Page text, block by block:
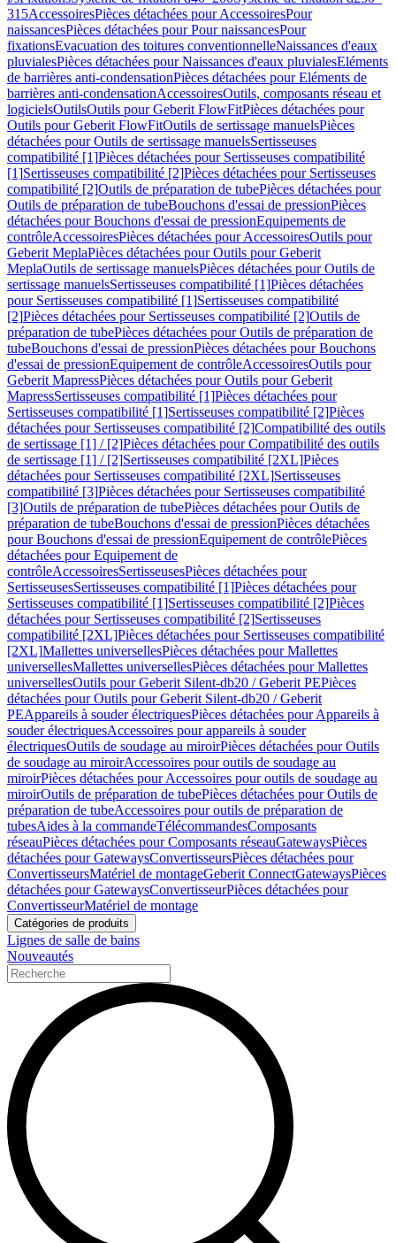
315AccessoiresPièces détachées pour AccessoiresPour
naissancesPièces détachées pour Pour naissancesPour
fixationsEvacuation des toitures conventionnelleNaissances d'eaux
pluvialesPièces détachées pour Naissances d'eaux pluvialesEléments
de barrières anti-condensationPièces détachées pour Eléments de
barrières anti-condensationAccessoiresOutils, composants réseau et
logicielsOutilsOutils pour Geberit FlowFitPièces détachées pour
Outils pour Geberit FlowFitOutils de sertissage manuelsPièces
détachées pour Outils de sertissage manuelsSertisseuses
compatibilité [1]Pièces détachées pour Sertisseuses compatibilité
[1]Sertisseuses compatibilité [2]Pièces détachées pour Sertisseuses
compatibilité [2]Outils de préparation de tubePièces détachées pour
Outils de préparation de tubeBouchons d'essai de pressionPièces
détachées pour Bouchons d'essai de pressionEquipements de
contrôleAccessoiresPièces détachées pour AccessoiresOutils pour
Geberit MeplaPièces détachées pour Outils pour Geberit
MeplaOutils de sertissage manuelsPièces détachées pour Outils de
sertissage manuelsSertisseuses compatibilité [1]Pièces détachées
pour Sertisseuses compatibilité [1]Sertisseuses compatibilité
[2]Pièces détachées pour Sertisseuses compatibilité [2]Outils de
préparation de tubePièces détachées pour Outils de préparation de
tubeBouchons d'essai de pressionPièces détachées pour Bouchons
d'essai de pressionEquipement de contrôleAccessoiresOutils pour
Geberit MapressPièces détachées pour Outils pour Geberit
MapressSertisseuses compatibilité [1]Pièces détachées pour
Sertisseuses compatibilité [1]Sertisseuses compatibilité [2]Pièces
détachées pour Sertisseuses compatibilité [2]Compatibilité des outils
de sertissage [1] / [2]Pièces détachées pour Compatibilité des outils
de sertissage [1] / [2]Sertisseuses compatibilité [2XL]Pièces
détachées pour Sertisseuses compatibilité [2XL]Sertisseuses
compatibilité [3]Pièces détachées pour Sertisseuses compatibilité
[3]Outils de préparation de tubePièces détachées pour Outils de
préparation de tubeBouchons d'essai de pressionPièces détachées
pour Bouchons d'essai de pressionEquipement de contrôlePièces
détachées pour Equipement de
contrôleAccessoiresSertisseusesPièces détachées pour
SertisseusesSertisseuses compatibilité [1]Pièces détachées pour
Sertisseuses compatibilité [1]Sertisseuses compatibilité [2]Pièces
détachées pour Sertisseuses compatibilité [2]Sertisseuses
compatibilité [2XL]Pièces détachées pour Sertisseuses compatibilité
[2XL]Mallettes universellesPièces détachées pour Mallettes
universellesMallettes universellesPièces détachées pour Mallettes
universellesOutils pour Geberit Silent-db20 / Geberit PEPièces
détachées pour Outils pour Geberit Silent-db20 / Geberit
PEAppareils à souder électriquesPièces détachées pour Appareils à
souder électriquesAccessoires pour appareils à souder
électriquesOutils de soudage au miroirPièces détachées pour Outils
de soudage au miroirAccessoires pour outils de soudage au
miroirPièces détachées pour Accessoires pour outils de soudage au
miroirOutils de préparation de tubePièces détachées pour Outils de
préparation de tubeAccessoires pour outils de préparation de
tubesAides à la commandeTélécommandesComposants
réseauPièces détachées pour Composants réseauGatewaysPièces
détachées pour GatewaysConvertisseursPièces détachées pour
ConvertisseursMatériel de montageGeberit ConnectGatewaysPièces
détachées pour GatewaysConvertisseurPièces détachées pour
ConvertisseurMatériel de montage
Catégories de produits
Lignes de salle de bains
Nouveautés